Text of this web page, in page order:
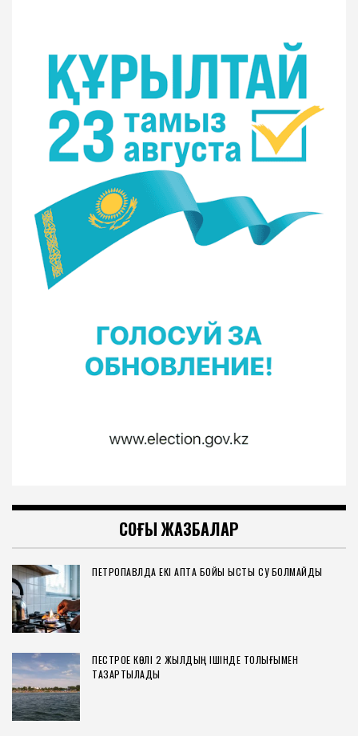
СОҢҒЫ ЖАЗБАЛАР
ПЕТРОПАВЛДА ЕКІ АПТА БОЙЫ ЫСТЫҚ СУ БОЛМАЙДЫ
ПЕСТРОЕ КӨЛІ 2 ЖЫЛДЫҢ ІШІНДЕ ТОЛЫҒЫМЕН
ТАЗАРТЫЛАДЫ